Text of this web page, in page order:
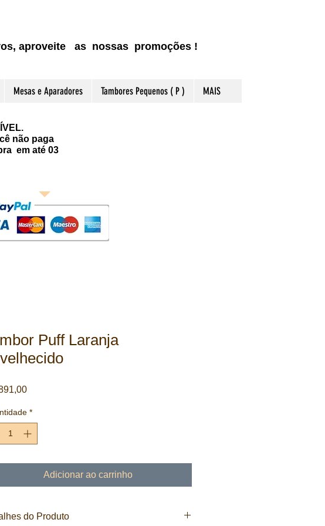
aproveite as nossas promoções !
Mesas e Aparadores Tambores Pequenos ( P ) MAIS
não paga
em até 03
Puff Laranja
Preço
*
Adicionar ao carrinho
do Produto